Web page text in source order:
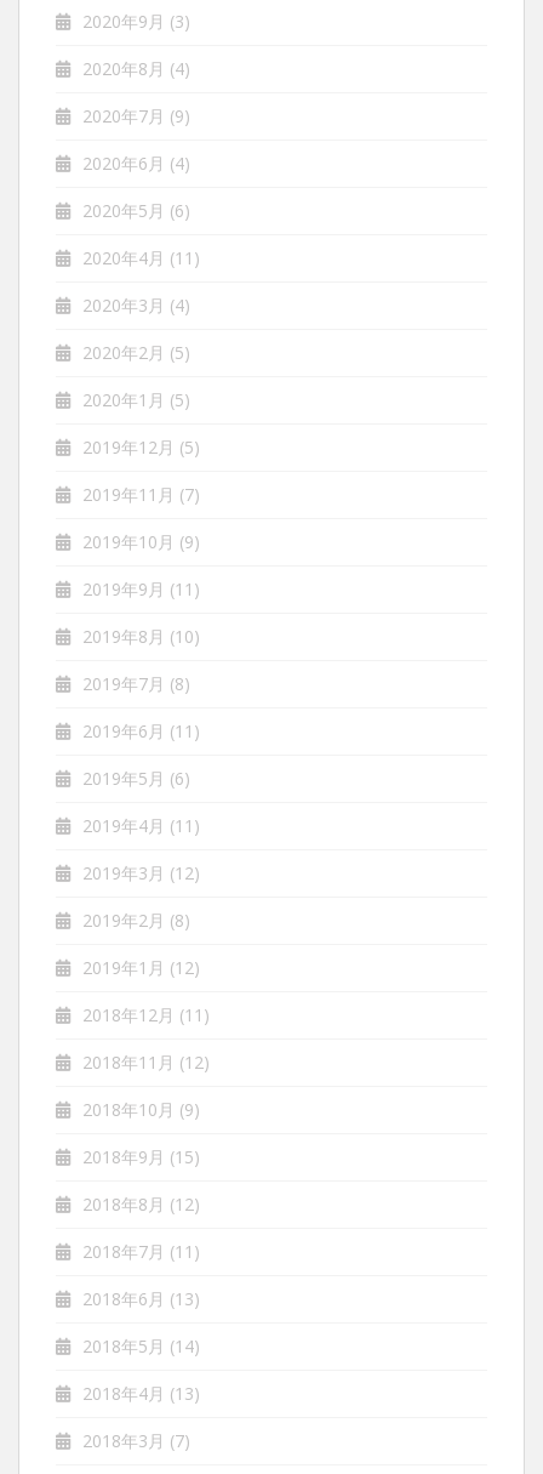
2020年9月 (3)
2020年8月 (4)
2020年7月 (9)
2020年6月 (4)
2020年5月 (6)
2020年4月 (11)
2020年3月 (4)
2020年2月 (5)
2020年1月 (5)
2019年12月 (5)
2019年11月 (7)
2019年10月 (9)
2019年9月 (11)
2019年8月 (10)
2019年7月 (8)
2019年6月 (11)
2019年5月 (6)
2019年4月 (11)
2019年3月 (12)
2019年2月 (8)
2019年1月 (12)
2018年12月 (11)
2018年11月 (12)
2018年10月 (9)
2018年9月 (15)
2018年8月 (12)
2018年7月 (11)
2018年6月 (13)
2018年5月 (14)
2018年4月 (13)
2018年3月 (7)